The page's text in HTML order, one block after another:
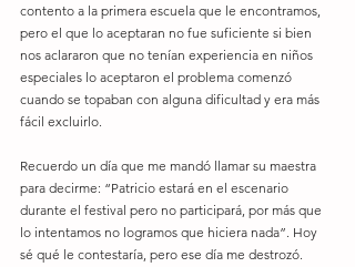
contento a la primera escuela que le encontramos,
pero el que lo aceptaran no fue suficiente si bien
nos aclararon que no tenían experiencia en niños
especiales lo aceptaron el problema comenzó
cuando se topaban con alguna dificultad y era más
fácil excluirlo.
Recuerdo un día que me mandó llamar su maestra
para decirme: “Patricio estará en el escenario
durante el festival pero no participará, por más que
lo intentamos no logramos que hiciera nada”. Hoy
sé qué le contestaría, pero ese día me destrozó.